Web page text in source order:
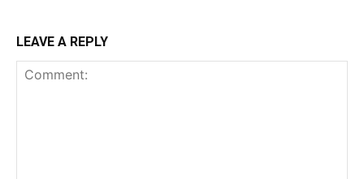
LEAVE A REPLY